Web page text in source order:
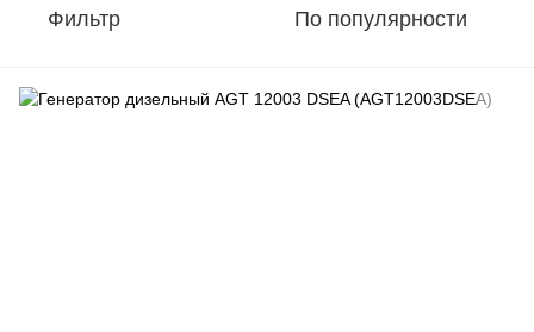
Фильтр По популярности